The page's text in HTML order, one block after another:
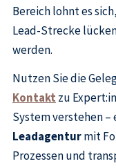
Bereich lohnt es
Lead-Strecke
werden.
Nutzen Sie die
Kontakt zu
System verstehen
Leadagenturmit
Prozessen und